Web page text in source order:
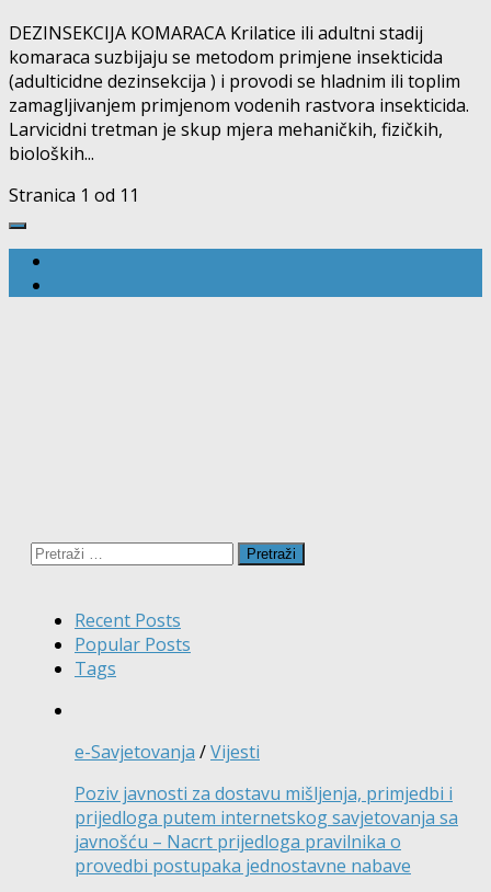
DEZINSEKCIJA KOMARACA Krilatice ili adultni stadij
komaraca suzbijaju se metodom primjene insekticida
(adulticidne dezinsekcija ) i provodi se hladnim ili toplim
zamagljivanjem primjenom vodenih rastvora insekticida.
Larvicidni tretman je skup mjera mehaničkih, fizičkih,
bioloških...
Stranica 1 od 1 1
Pretraži:
Recent Posts
Popular Posts
Tags
e-Savjetovanja /Vijesti
Poziv javnosti za dostavu mišljenja, primjedbi i
prijedloga putem internetskog savjetovanja sa
javnošću – Nacrt prijedloga pravilnika o
provedbi postupaka jednostavne nabave